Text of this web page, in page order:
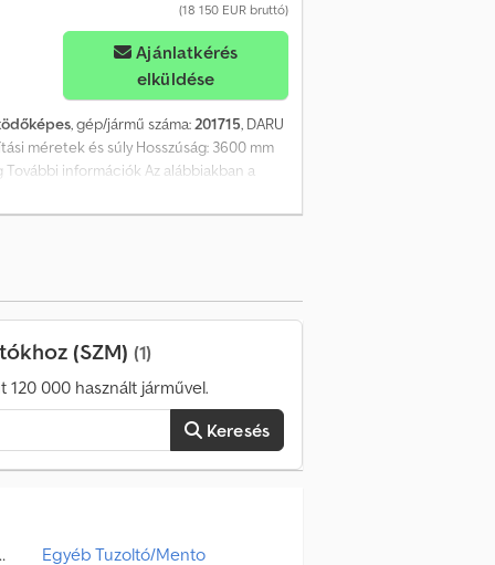
(18 150 EUR bruttó)
Ajánlatkérés
elküldése
, gép/jármű száma:201715, DARU
méretek és súly Hosszúság: 3600 mm
További információk Az alábbiakban a
daru kar, amelyet a HIAB nehezebb
548, 638, 858 és 1058 modellekhez).
ami maximális hatótávolságot biztosít
Csak a képeken látható
(SZM) (1)
000 használt járművel.
Keresés
Egyéb Tuzoltó/Mento